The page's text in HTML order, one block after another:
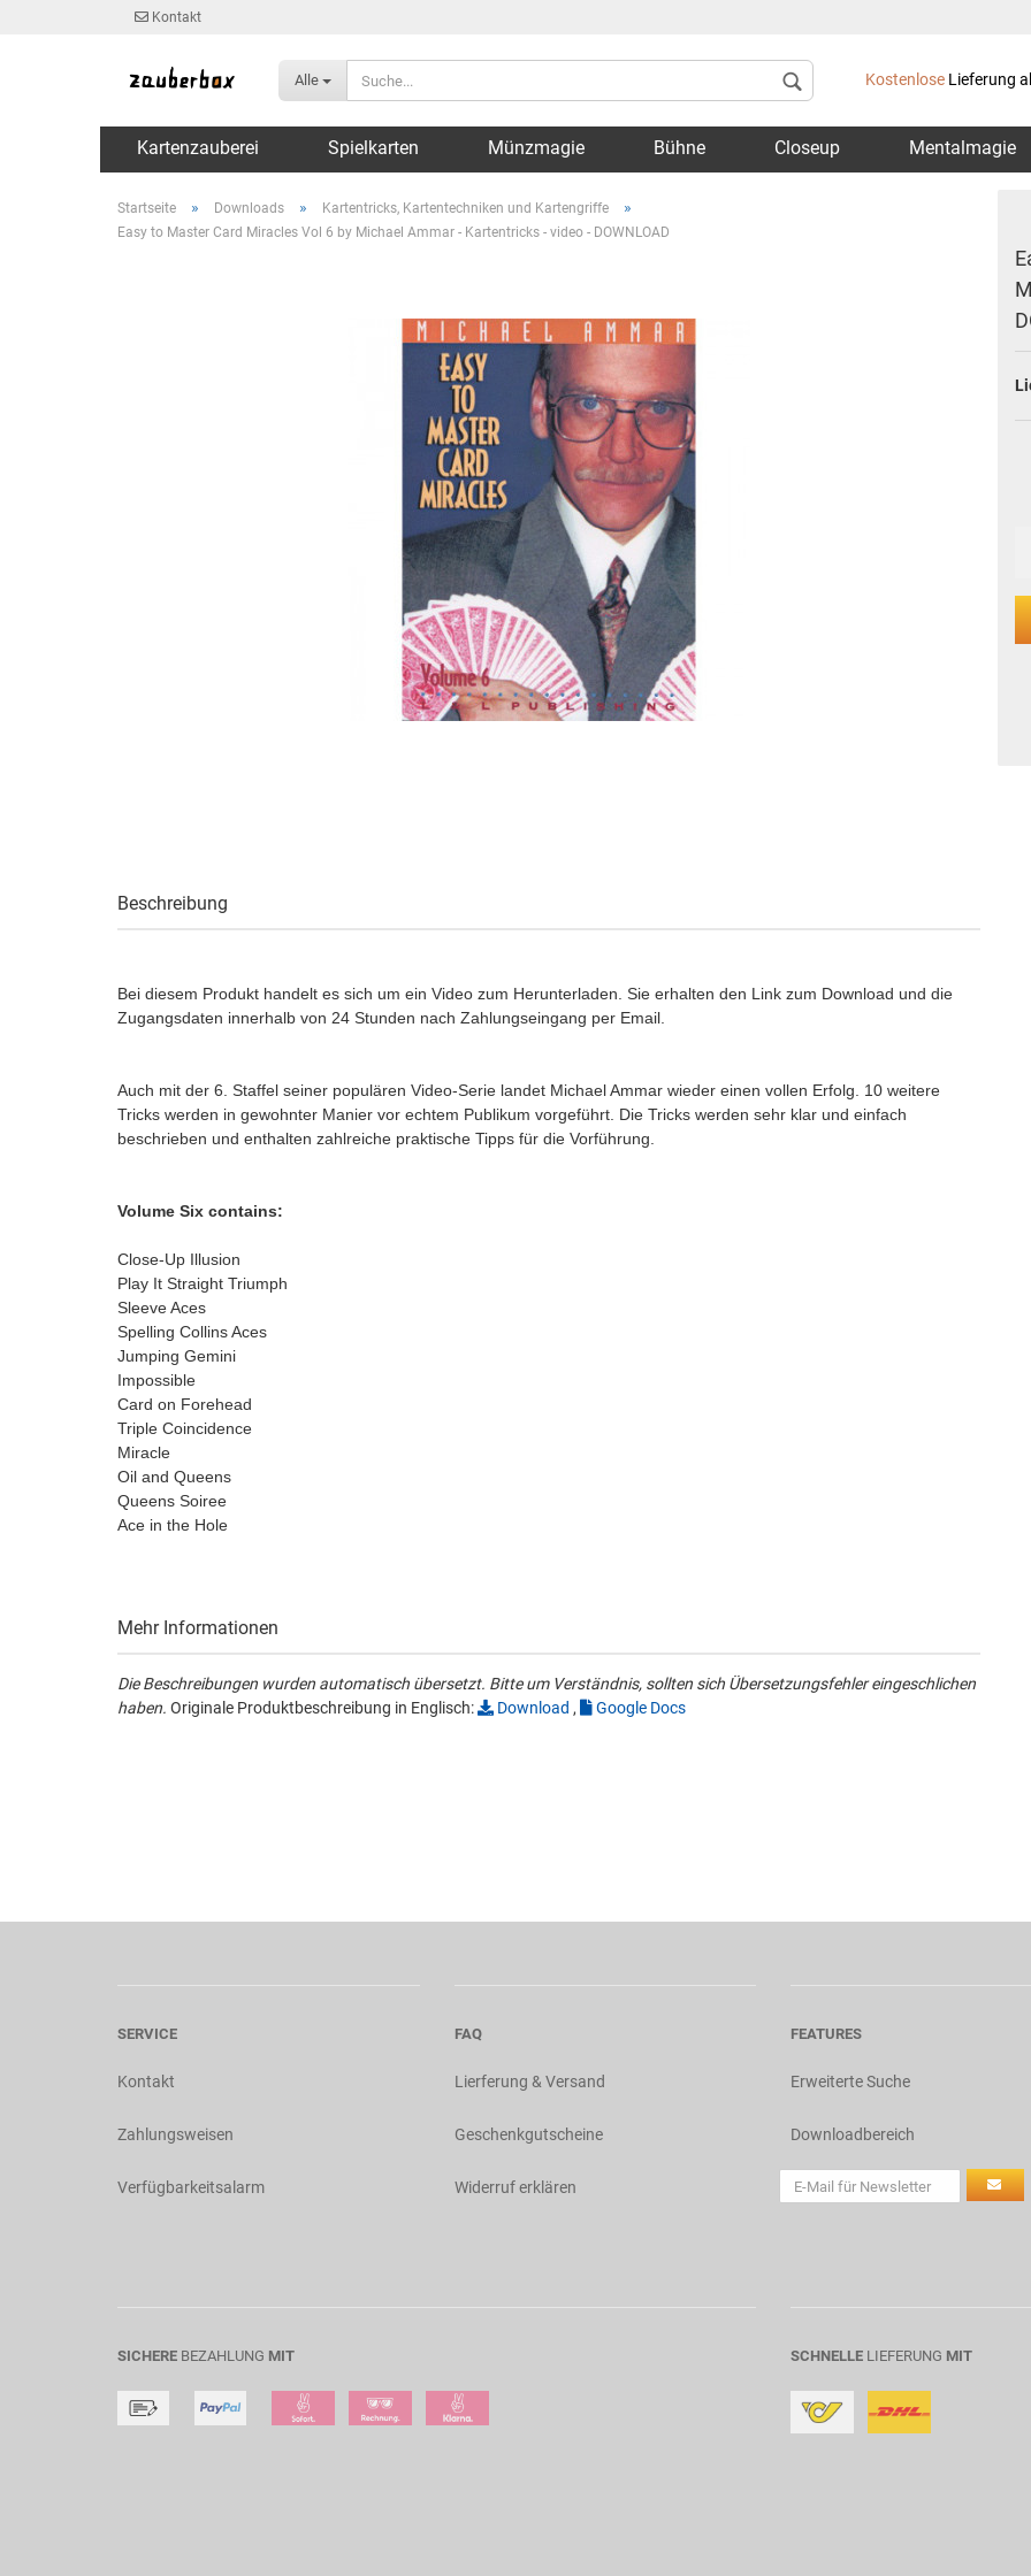
Kontakt
Lieferland
Alle Kostenlose Lieferung
Kartenzauberei Spielkarten Münzmagie Bühne Closeup Mentalmagie
Startseite » Downloads » Kartentricks, Kartentechniken und Kartengriffe »
Easy to Master Card Miracles Vol 6 by Michael Ammar - Kartentricks - video - DOWNLOAD
Beschreibung
Bei diesem Produkt handelt es sich um ein Video zum Herunterladen. Sie erhalten den Link zum Download und die
Zugangsdaten innerhalb von 24 Stunden nach Zahlungseingang per Email.
Auch mit der 6. Staffel seiner populären Video-Serie landet Michael Ammar wieder einen vollen Erfolg. 10 weitere
Tricks werden in gewohnter Manier vor echtem Publikum vorgeführt. Die Tricks werden sehr klar und einfach
beschrieben und enthalten zahlreiche praktische Tipps für die Vorführung.
Volume Six contains:
Close-Up Illusion
Play It Straight Triumph
Sleeve Aces
Spelling Collins Aces
Jumping Gemini
Impossible
Card on Forehead
Triple Coincidence
Miracle
Oil and Queens
Queens Soiree
Ace in the Hole
Mehr Informationen
Die Beschreibungen wurden automatisch übersetzt. Bitte um Verständnis, sollten sich Übersetzungsfehler eingeschlichen
haben. Originale Produktbeschreibung in Englisch: Download , Google Docs
SERVICE
Kontakt
Zahlungsweisen
Verfügbarkeitsalarm
FAQ
Lierferung & Versand
Geschenkgutscheine
Widerruf erklären
FEATURES
Erweiterte Suche
Downloadbereich
SICHERE BEZAHLUNG MIT SCHNELLE LIEFERUNG MIT